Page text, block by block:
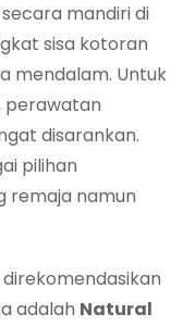
mandiri di
sisa kotoran
mendalam. Untuk
perawatan
disarankan.
pilihan
remaja namun
adalah Natural